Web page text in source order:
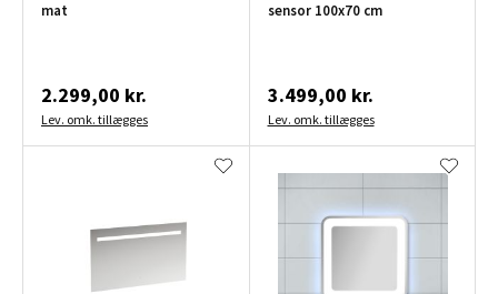
mat
2.299,00 kr.
Lev. omk. tillægges
sensor 100x70 cm
3.499,00 kr.
Lev. omk. tillægges